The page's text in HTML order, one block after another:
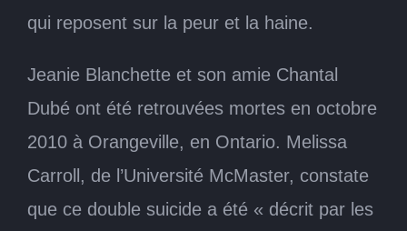
qui reposent sur la peur et la haine.
Jeanie Blanchette et son amie Chantal
Dubé ont été retrouvées mortes en octobre
2010 à Orangeville, en Ontario. Melissa
Carroll, de l’Université McMaster, constate
que ce double suicide a été « décrit par les